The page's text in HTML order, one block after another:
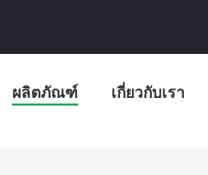
ผลิตภัณฑ์ เกี่ยวกับเรา